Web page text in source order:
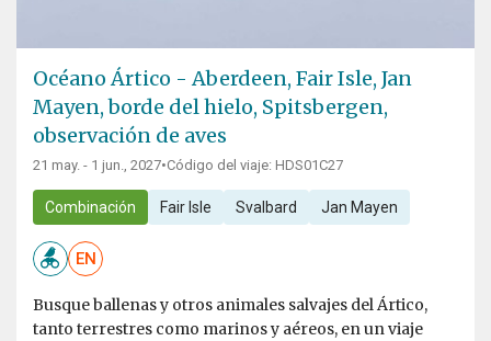
Océano Ártico - Aberdeen, Fair Isle, Jan
Mayen, borde del hielo, Spitsbergen,
observación de aves
21 may. - 1 jun., 2027•Código del viaje: HDS01C27
Combinación Fair Isle Svalbard Jan Mayen
EN
Busque ballenas y otros animales salvajes del Ártico,
tanto terrestres como marinos y aéreos, en un viaje